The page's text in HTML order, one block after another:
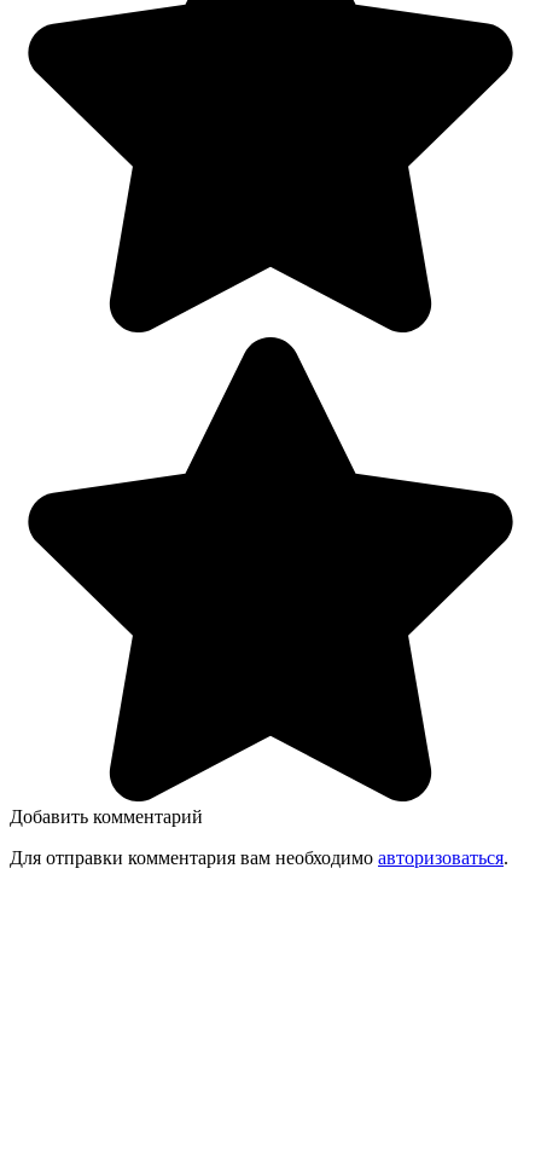
Добавить комментарий
Для отправки комментария вам необходимо авторизоваться.